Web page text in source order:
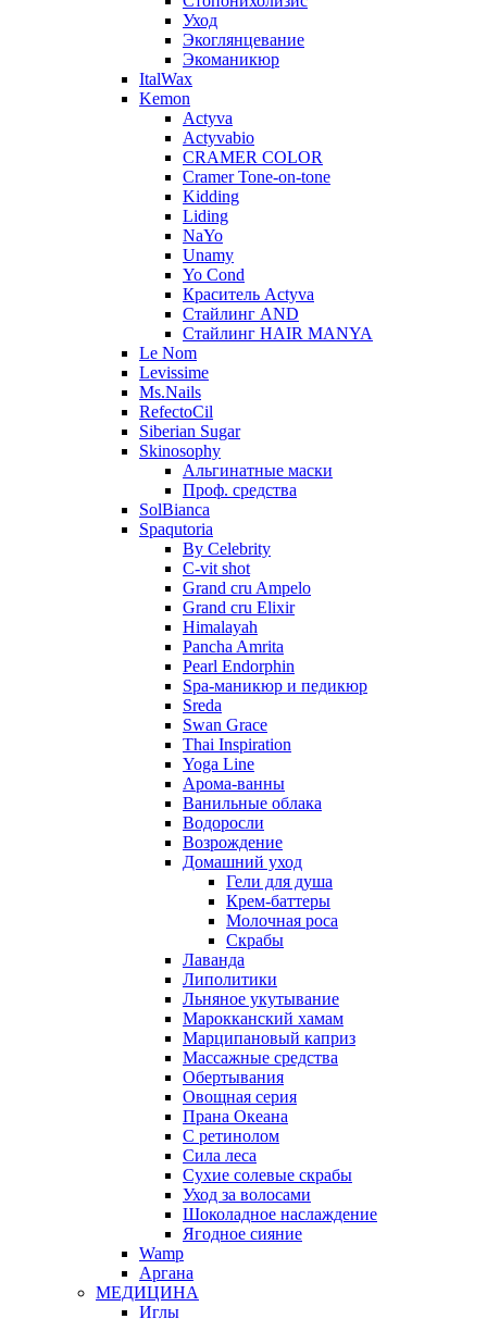
Уход
Экоглянцевание
Экоманикюр
ItalWax
Kemon
Actyva
Actyvabio
CRAMER COLOR
Cramer Tone-on-tone
Kidding
Liding
NaYo
Unamy
Yo Cond
Краситель Actyva
Стайлинг AND
Стайлинг HAIR MANYA
Le Nom
Levissime
Ms.Nails
RefectoCil
Siberian Sugar
Skinosophy
Альгинатные маски
Проф. средства
SolBianca
Spaqutoria
By Celebrity
C-vit shot
Grand cru Ampelo
Grand сru Elixir
Himalayah
Pancha Amrita
Pearl Endorphin
Spa-маникюр и педикюр
Sreda
Swan Grace
Thai Inspiration
Yoga Line
Арома-ванны
Ванильные облака
Водоросли
Возрождение
Домашний уход
Гели для душа
Крем-баттеры
Молочная роса
Скрабы
Лаванда
Липолитики
Льняное укутывание
Марокканский хамам
Марципановый каприз
Массажные средства
Обертывания
Овощная серия
Прана Океана
С ретинолом
Сила леса
Сухие солевые скрабы
Уход за волосами
Шоколадное наслаждение
Ягодное сияние
Wamp
Аргана
МЕДИЦИНА
Иглы